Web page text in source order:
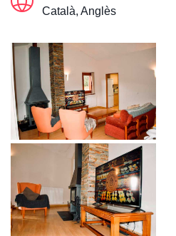
Català, Anglès